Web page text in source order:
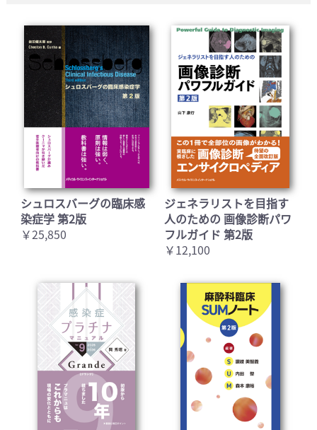
シュロスバーグの臨床感
染症学 第2版
￥25,850
ジェネラリストを目指す
人のための 画像診断パワ
フルガイド 第2版
￥12,100